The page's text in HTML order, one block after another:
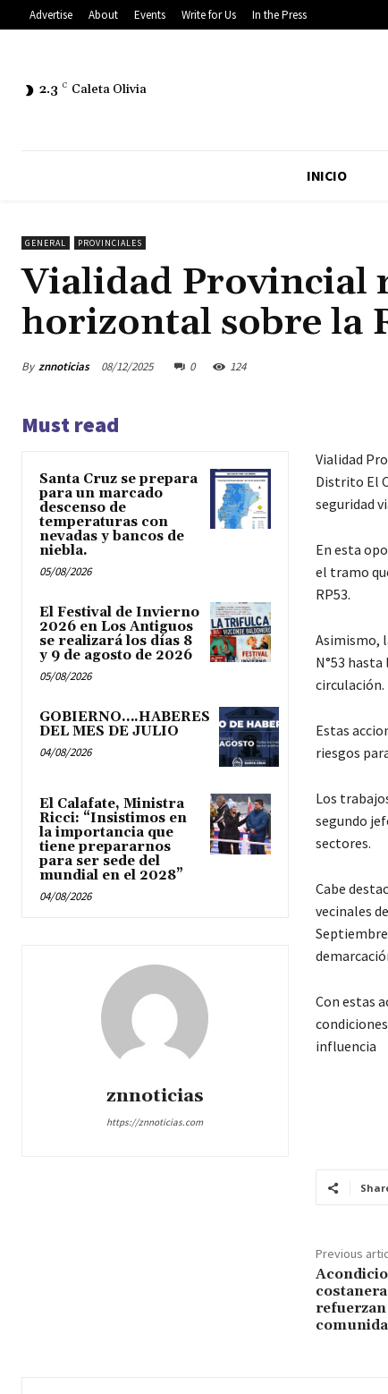
Advertise About Events Write for Us In the Press
2.3 C Caleta Olivia
INICIO
GENERAL PROVINCIALES
Vialidad Provincial
horizontal sobre la
By znnoticias 08/12/2025 0 124
Must read
Santa Cruz se prepara
para un marcado
descenso de
temperaturas con
nevadas y bancos de
niebla.
05/08/2026
El Festival de Invierno
2026 en Los Antiguos
se realizará los días 8
y 9 de agosto de 2026
05/08/2026
GOBIERNO….HABERES
DEL MES DE JULIO
04/08/2026
El Calafate, Ministra
Ricci: “Insistimos en
la importancia que
tiene prepararnos
para ser sede del
mundial en el 2028”
04/08/2026
znnoticias
https://znnoticias.com
Vialidad
Distrito El
seguridad
En esta
el tramo
RP53.
Asimismo,
N°53
circulación.
Estas
riesgos
Los
segundo
sectores.
Cabe
vecinales
Con estas
influencia
Previous